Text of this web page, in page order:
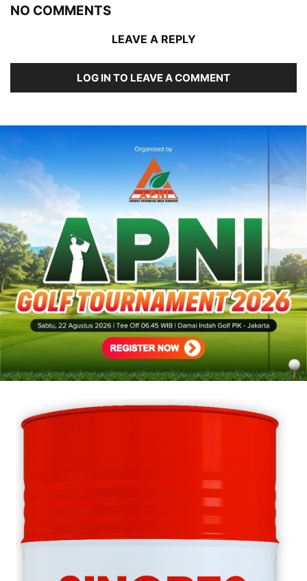
NO COMMENTS
LEAVE A REPLY
LOG IN TO LEAVE A COMMENT